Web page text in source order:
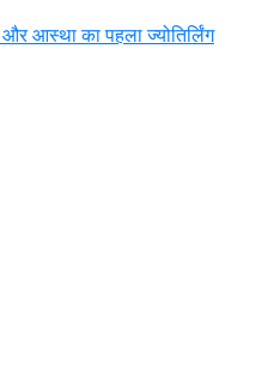
आस्था का पहला ज्योतिर्लिंग